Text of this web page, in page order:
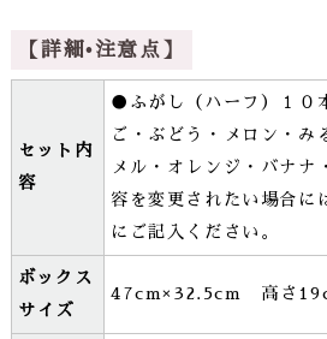
【詳細•注意点】
セット内
容
●ふがし（ハーフ）１０
ご・ぶどう・メロン・み
メル・オレンジ・バナ
容を変更されたい場合に
にご記入ください。
ボックス
サイズ
47cm×32.5cm 高さ